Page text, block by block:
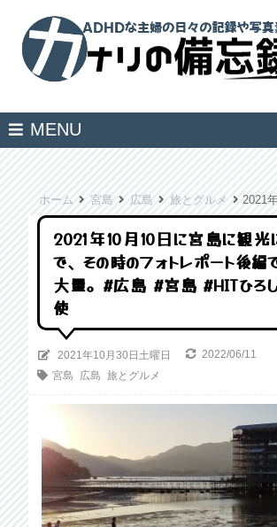
MENU
ホーム 宮島 広島 旅とグルメ 2021
2021年10月10日に宮島に観光
で、その時のフォトレポート後編
大量。#広島 #宮島 #HITひろ
使
2021年10月30日土曜日
2022/06/11
宮島
広島 旅とグルメ